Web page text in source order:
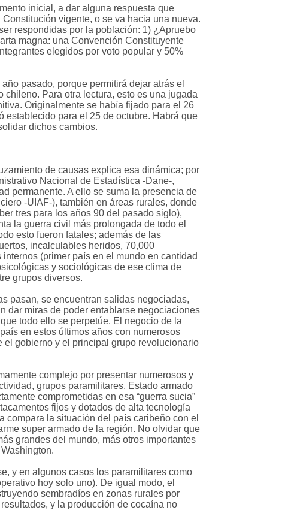
inicial, a dar alguna respuesta que
vigente, o se va hacia una nueva.
respondidas por la población: 1) ¿Apruebo
magna: una Convención Constituyente
elegidos por voto popular y 50%
pasado, porque permitirá dejar atrás el
Para otra lectura, esto es una jugada
Originalmente se había fijado para el 26
establecido para el 25 de octubre. Habrá que
dichos cambios.
de causas explica esa dinámica; por
Nacional de Estadística -Dane-,
permanente. A ello se suma la presencia de
-UIAF-), también en áreas rurales, donde
tres para los años 90 del pasado siglo),
la guerra civil más prolongada de todo el
esto fueron fatales; además de las
incalculables heridos, 70,000
(primer país en el mundo en cantidad
y sociológicas de ese clima de
grupos diversos.
pasan, se encuentran salidas negociadas,
dar miras de poder entablarse negociaciones
todo ello se perpetúe. El negocio de la
en estos últimos años con numerosos
el gobierno y el principal grupo revolucionario
complejo por presentar numerosos y
grupos paramilitares, Estado armado
comprometidas en esa “guerra sucia”
fijos y dotados de alta tecnología
compara la situación del país caribeño con el
super armado de la región. No olvidar que
grandes del mundo, más otros importantes
y en algunos casos los paramilitares como
hoy solo uno). De igual modo, el
sembradíos en zonas rurales por
y la producción de cocaína no